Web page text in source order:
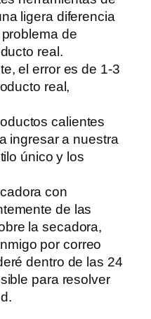
ligera diferencia
de
real.
el error es de 1-3
real,
calientes
ingresar a nuestra
único y los
con
de las
la secadora,
por correo
dentro de las 24
para resolver